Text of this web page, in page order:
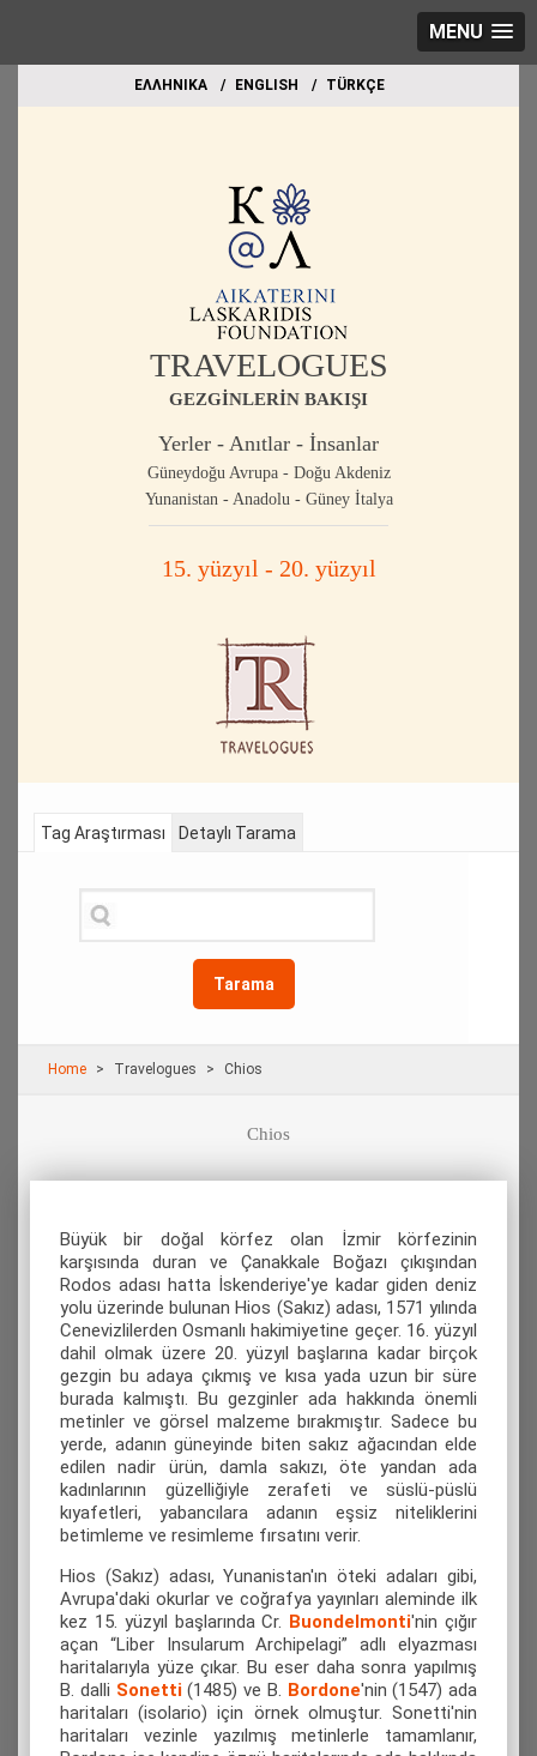
MENU
EΛΛΗΝΙΚΑ ΕΝGLISH TÜRKÇE
TRAVELOGUES
GEZGİNLERİN BAKIŞI
Yerler - Anıtlar - İnsanlar
Güneydoğu Avrupa - Doğu Akdeniz
Yunanistan - Anadolu - Güney İtalya
15. yüzyıl - 20. yüzyıl
Tag Araştırması
Tarama
Detaylı Tarama
Home Travelogues Chios
Chios
Büyük bir doğal körfez olan İzmir körfezinin
karşısında duran ve Çanakkale Boğazı çıkışından
Rodos adası hatta İskenderiye'ye kadar giden deniz
yolu üzerinde bulunan Hios (Sakız) adası, 1571 yılında
Cenevizlilerden Osmanlı hakimiyetine geçer. 16. yüzyıl
dahil olmak üzere 20. yüzyıl başlarına kadar birçok
gezgin bu adaya çıkmış ve kısa yada uzun bir süre
burada kalmıştı. Bu gezginler ada hakkında önemli
metinler ve görsel malzeme bırakmıştır. Sadece bu
yerde, adanın güneyinde biten sakız ağacından elde
edilen nadir ürün, damla sakızı, öte yandan ada
kadınlarının güzelliğiyle zerafeti ve süslü-püslü
kıyafetleri, yabancılara adanın eşsiz niteliklerini
betimleme ve resimleme fırsatını verir.
Hios (Sakız) adası, Yunanistan'ın öteki adaları gibi,
Avrupa'daki okurlar ve coğrafya yayınları aleminde ilk
kez 15. yüzyıl başlarında Cr. Buondelmonti'nin çığır
açan “Liber Insularum Archipelagi” adlı elyazması
haritalarıyla yüze çıkar. Bu eser daha sonra yapılmış
B. dalli Sonetti(1485) ve Β. Bordone'nin (1547) ada
haritaları (isolario) için örnek olmuştur. Sonetti'nin
haritaları vezinle yazılmış metinlerle tamamlanır,